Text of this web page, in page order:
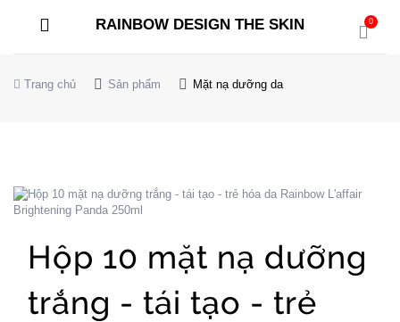
RAINBOW DESIGN THE SKIN 0
Trang chủ Sản phẩm Mặt nạ dưỡng da
Hộp 10 mặt nạ dưỡng
trắng - tái tạo - trẻ